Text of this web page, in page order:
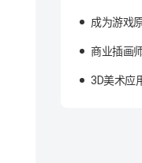
成为游戏
商业插画
3D美术应